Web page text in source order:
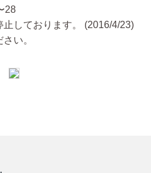
28
しております。 (2016/4/23)
い。